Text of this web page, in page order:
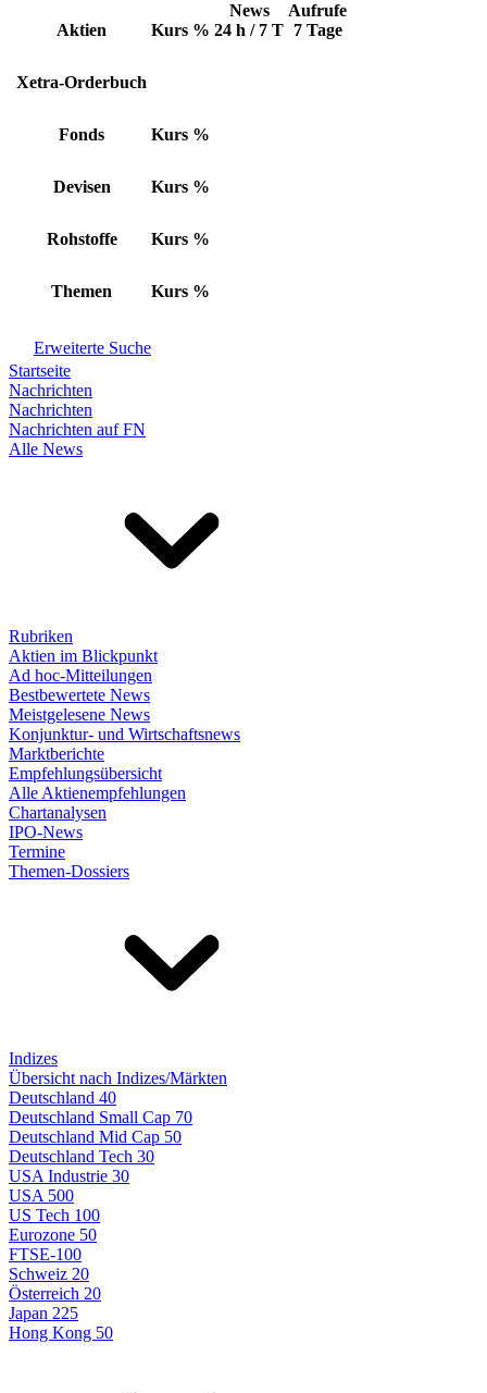
Aktien Kurs %
News
24 h / 7 T
Aufrufe
7 Tage
Xetra-Orderbuch
Fonds Kurs %
Devisen Kurs %
Rohstoffe Kurs %
Themen Kurs %
Erweiterte Suche
Startseite
Nachrichten
Nachrichten
Nachrichten auf FN
Alle News
Rubriken
Aktien im Blickpunkt
Ad hoc-Mitteilungen
Bestbewertete News
Meistgelesene News
Konjunktur- und Wirtschaftsnews
Marktberichte
Empfehlungsübersicht
Alle Aktienempfehlungen
Chartanalysen
IPO-News
Termine
Themen-Dossiers
Indizes
Übersicht nach Indizes/Märkten
Deutschland 40
Deutschland Small Cap 70
Deutschland Mid Cap 50
Deutschland Tech 30
USA Industrie 30
USA 500
US Tech 100
Eurozone 50
FTSE-100
Schweiz 20
Österreich 20
Japan 225
Hong Kong 50